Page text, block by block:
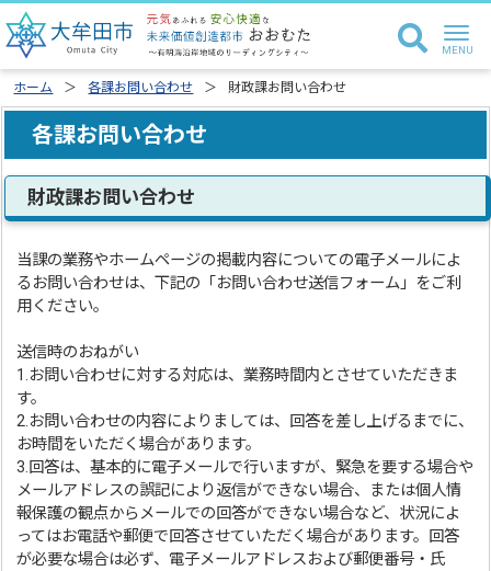
ホーム 各課お問い合わせ 財政課お問い合わせ
各課お問い合わせ
財政課お問い合わせ
当課の業務やホームページの掲載内容についての電子メールによ
るお問い合わせは、下記の「お問い合わせ送信フォーム」をご利
用ください。
送信時のおねがい
1.お問い合わせに対する対応は、業務時間内とさせていただきま
す。
2.お問い合わせの内容によりましては、回答を差し上げるまでに、
お時間をいただく場合があります。
3.回答は、基本的に電子メールで行いますが、緊急を要する場合や
メールアドレスの誤記により返信ができない場合、または個人情
報保護の観点からメールでの回答ができない場合など、状況によ
ってはお電話や郵便で回答させていただく場合があります。回答
が必要な場合は必ず、電子メールアドレスおよび郵便番号・氏